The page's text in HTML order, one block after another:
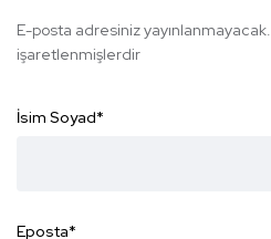
E-posta adresiniz yayınlanmayacak.
işaretlenmişlerdir
İsim Soyad*
Eposta*